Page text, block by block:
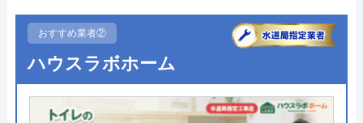
●駆けつけ時間 最短20分
●定休日 年中無休
●出張見積もり 出張・見積もり無料
おすすめ業者②
ハウスラボホーム